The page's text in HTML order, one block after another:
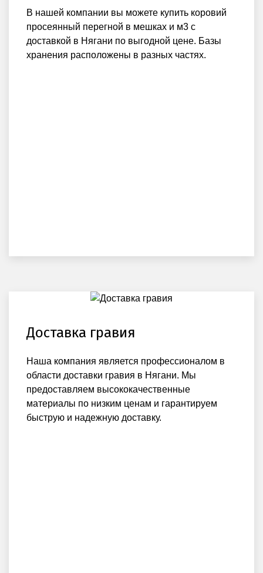
В нашей компании вы можете купить коровий
просеянный перегной в мешках и м3 с
доставкой в Нягани по выгодной цене. Базы
хранения расположены в разных частях.
Доставка гравия
Наша компания является профессионалом в
области доставки гравия в Нягани. Мы
предоставляем высококачественные
материалы по низким ценам и гарантируем
быструю и надежную доставку.